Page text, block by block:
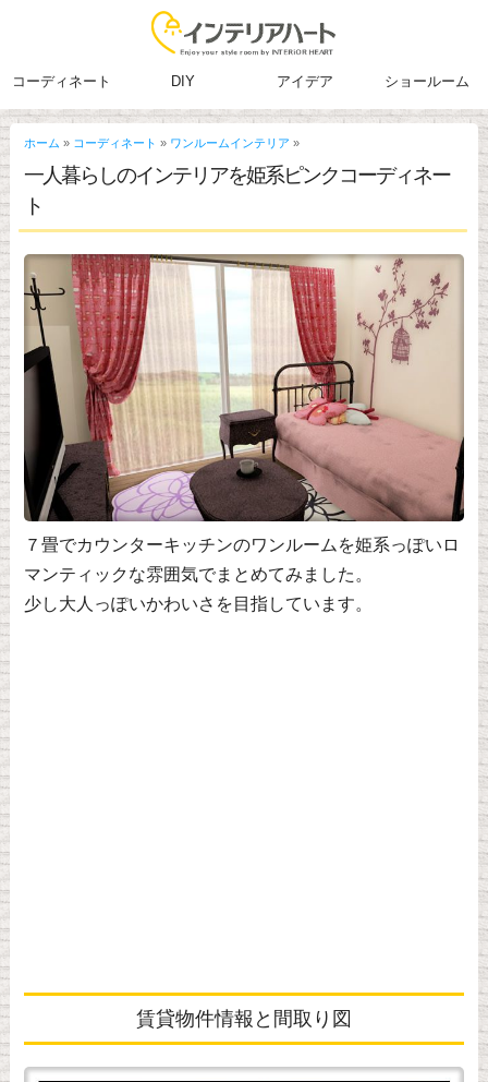
コーディネート DIY アイデア ショールーム
ホーム » コーディネート » ワンルームインテリア »
一人暮らしのインテリアを姫系ピンクコーディネー
ト
７畳でカウンターキッチンのワンルームを姫系っぽいロ
マンティックな雰囲気でまとめてみました。
少し大人っぽいかわいさを目指しています。
賃貸物件情報と間取り図